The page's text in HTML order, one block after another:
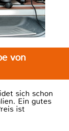
von
sich schon
Ein gutes
ist